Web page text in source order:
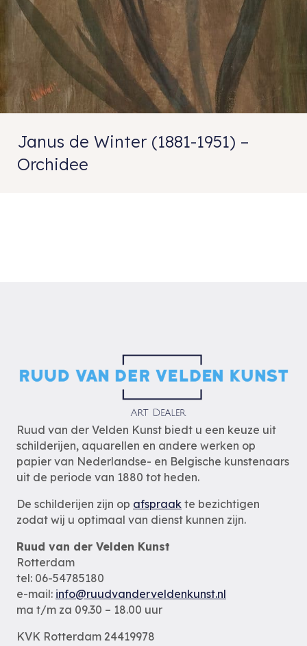
Janus de Winter (1881-1951) –
Orchidee
Ruud van der Velden Kunst biedt u een keuze uit
schilderijen, aquarellen en andere werken op
papier van Nederlandse- en Belgische kunstenaars
uit de periode van 1880 tot heden.
De schilderijen zijn op afspraak te bezichtigen
zodat wij u optimaal van dienst kunnen zijn.
Ruud van der Velden Kunst
Rotterdam
tel: 06-54785180
e-mail: info@ruudvanderveldenkunst.nl
ma t/m za 09.30 – 18.00 uur
KVK Rotterdam 24419978